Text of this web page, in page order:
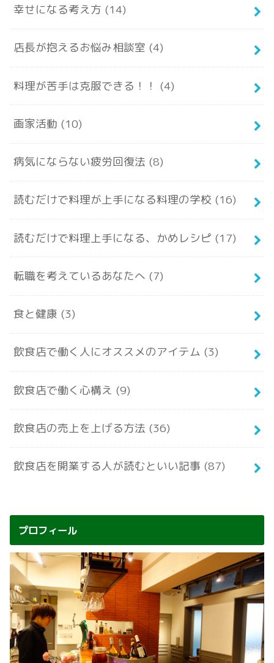
幸せになる考え方 (14)
店長が抱えるお悩み相談室 (4)
料理が苦手は克服できる！！ (4)
画家活動 (10)
病気にならない疲労回復法 (8)
読むだけで料理が上手になる料理の学校 (16)
読むだけで料理上手になる、かめレシピ (17)
転職を考えているあなたへ (7)
食と健康 (3)
飲食店で働く人にオススメのアイテム (3)
飲食店で働く心構え (9)
飲食店の売上を上げる方法 (36)
飲食店を開業する人が読むといい記事 (87)
プロフィール